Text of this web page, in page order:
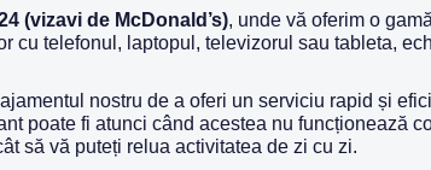
(vizavi de McDonald’s), unde vă oferim o
cu telefonul, laptopul, televizorul sau tableta,
nostru de a oferi un serviciu rapid și
poate fi atunci când acestea nu funcționează
să vă puteți relua activitatea de zi cu zi.